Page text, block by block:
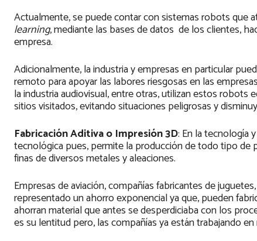
Actualmente, se puede contar con sistemas robots que
learning, mediante las bases de datos de los clientes,
empresa.
Adicionalmente, la industria y empresas en particular
remoto para apoyar las labores riesgosas en las
la industria audiovisual, entre otras, utilizan estos robots
sitios visitados, evitando situaciones peligrosas y
Fabricación Aditiva o Impresión 3D: En la tecnología
tecnológica pues, permite la producción de todo tipo de
finas de diversos metales y aleaciones.
Empresas de aviación, compañías fabricantes de
representado un ahorro exponencial ya que, pueden
ahorran material que antes se desperdiciaba con los
es su lentitud pero, las compañías ya están trabajando